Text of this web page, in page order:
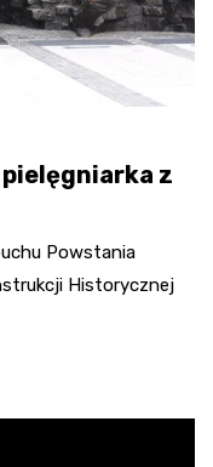
pielęgniarka z
Powstania
Historycznej